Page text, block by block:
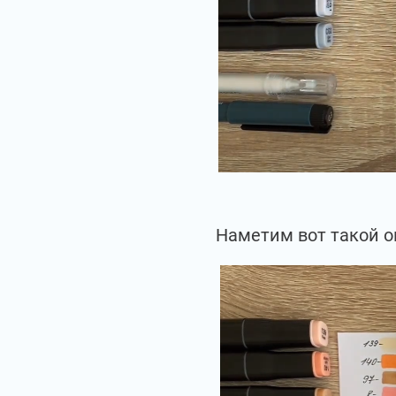
Наметим вот такой